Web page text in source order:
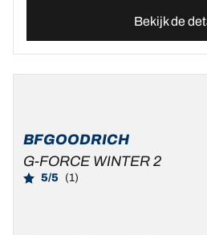
Bekijk de
BFGOODRICH
G-FORCE WINTER 2
5/5 (1)